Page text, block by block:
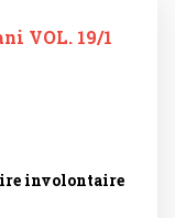
VOL. 19/1
involontaire